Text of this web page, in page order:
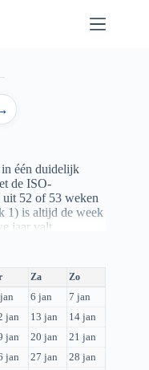
één duidelijk
de ISO-
uit 52 of 53 weken
1) is altijd de week
jaar valt.
is handig
schoolweken of
werkt.
Za Zo
6 jan
7 jan
jan 13 jan
14 jan
jan 20 jan
21 jan
jan 27 jan
28 jan